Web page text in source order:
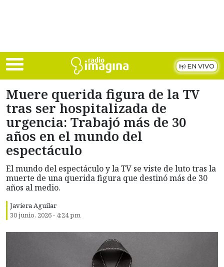
EN VIVO
Muere querida figura de la TV
tras ser hospitalizada de
urgencia: Trabajó más de 30
años en el mundo del
espectáculo
El mundo del espectáculo y la TV se viste de luto tras la
muerte de una querida figura que destinó más de 30
años al medio.
Javiera Aguilar
30 junio, 2026 - 4:24 pm